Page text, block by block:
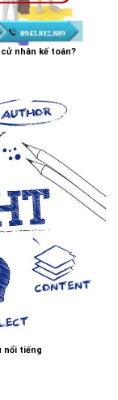
nhân kế toán?
nổi tiếng